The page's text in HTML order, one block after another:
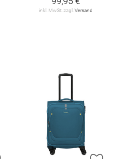
inkl. MwSt. zzgl. Versand